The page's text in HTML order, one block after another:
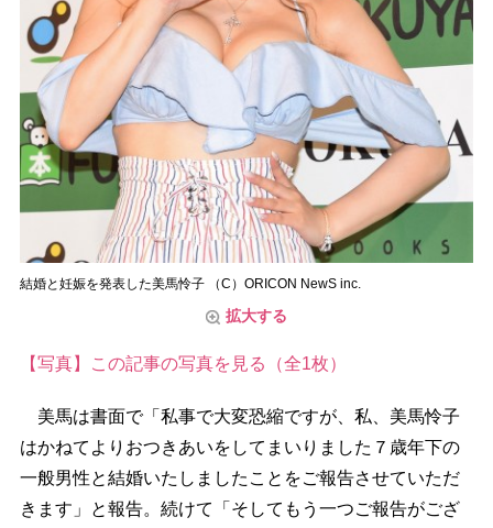
結婚と妊娠を発表した美馬怜子 （C）ORICON NewS inc.
拡大する
【写真】この記事の写真を見る（全1枚）
美馬は書面で「私事で大変恐縮ですが、私、美馬怜子
はかねてよりおつきあいをしてまいりました７歳年下の
一般男性と結婚いたしましたことをご報告させていただ
きます」と報告。続けて「そしてもう一つご報告がござ